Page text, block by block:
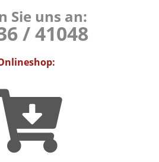
Sie uns an:
/ 41048